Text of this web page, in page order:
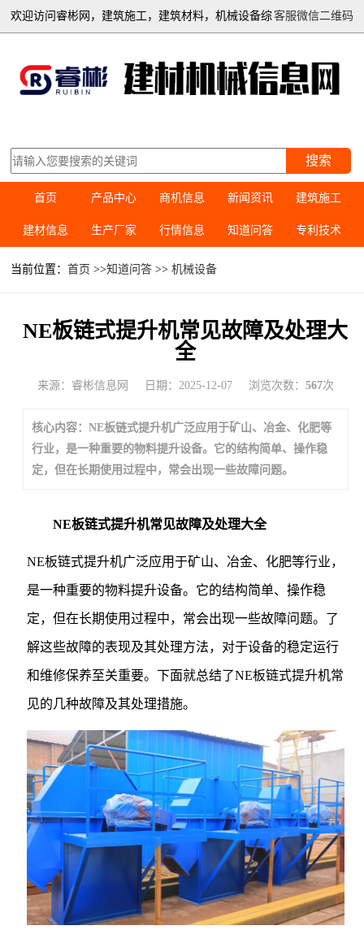
客服微信二维码
欢迎访问睿彬网，建筑施工，建筑材料，机械设备综
搜索
首页 产品中心 商机信息 新闻资讯 建筑施工
建材信息 生产厂家 行情信息 知道问答 专利技术
当前位置：首页 >>知道问答 >>机械设备
NE板链式提升机常见故障及处理大
全
来源：睿彬信息网 日期：2025-12-07 浏览次数： 567次
核心内容：NE板链式提升机广泛应用于矿山、冶金、化肥等
行业，是一种重要的物料提升设备。它的结构简单、操作稳
定，但在长期使用过程中，常会出现一些故障问题。
NE板链式提升机常见故障及处理大全
NE板链式提升机广泛应用于矿山、冶金、化肥等行业，
是一种重要的物料提升设备。它的结构简单、操作稳
定，但在长期使用过程中，常会出现一些故障问题。了
解这些故障的表现及其处理方法，对于设备的稳定运行
和维修保养至关重要。下面就总结了NE板链式提升机常
见的几种故障及其处理措施。